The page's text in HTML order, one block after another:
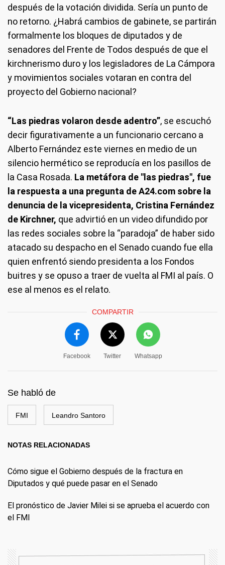
después de la votación dividida. Sería un punto de
no retorno. ¿Habrá cambios de gabinete, se partirán
formalmente los bloques de diputados y de
senadores del Frente de Todos después de que el
kirchnerismo duro y los legisladores de La Cámpora
y movimientos sociales votaran en contra del
proyecto del Gobierno nacional?
“Las piedras volaron desde adentro”, se escuchó
decir figurativamente a un funcionario cercano a
Alberto Fernández este viernes en medio de un
silencio hermético se reproducía en los pasillos de
la Casa Rosada. La metáfora de "las piedras", fue
la respuesta a una pregunta de A24.com sobre la
denuncia de la vicepresidenta, Cristina Fernández
de Kirchner, que advirtió en un video difundido por
las redes sociales sobre la “paradoja” de haber sido
atacado su despacho en el Senado cuando fue ella
quien enfrentó siendo presidenta a los Fondos
buitres y se opuso a traer de vuelta al FMI al país. O
ese al menos es el relato.
COMPARTIR
Facebook Twitter Whatsapp
Se habló de
FMI Leandro Santoro
NOTAS RELACIONADAS
Cómo sigue el Gobierno después de la fractura en
Diputados y qué puede pasar en el Senado
El pronóstico de Javier Milei si se aprueba el acuerdo con
el FMI